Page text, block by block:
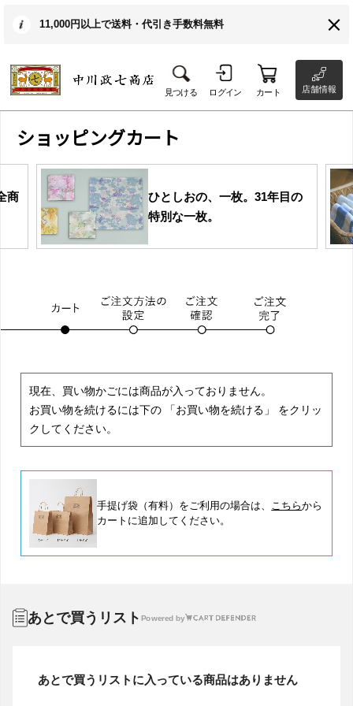
11,000円以上で送料・代引き手数料無料
見つける ログイン カート 店舗情報
ショッピングカート
商
ひとしおの、一枚。31年目の
特別な一枚。
現在、買い物かごには商品が入っておりません。
お買い物を続けるには下の 「お買い物を続ける」 をクリッ
クしてください。
手提げ袋（有料）をご利用の場合は、 こちらから
カートに追加してください。
あとで買うリスト Powered by
あとで買うリストに入っている商品はありません